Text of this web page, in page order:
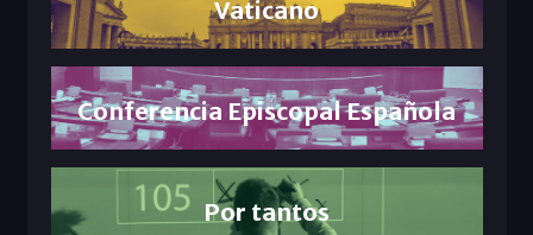
Vaticano
Conferencia Episcopal Española
Por tantos